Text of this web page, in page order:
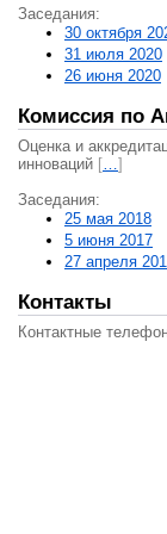
Заседания:
30 октября
31 июля 2020
26 июня 2020
Комиссия по
Оценка и
инноваций […]
Заседания:
25 мая 2018
5 июня 2017
27 апреля
Контакты
Контактные